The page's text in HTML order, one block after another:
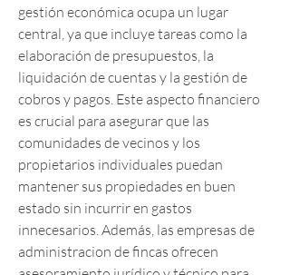
gestión económica ocupa un lugar
central, ya que incluye tareas como la
elaboración de presupuestos, la
liquidación de cuentas y la gestión de
cobros y pagos. Este aspecto financiero
es crucial para asegurar que las
comunidades de vecinos y los
propietarios individuales puedan
mantener sus propiedades en buen
estado sin incurrir en gastos
innecesarios. Además, las empresas de
administracion de fincas ofrecen